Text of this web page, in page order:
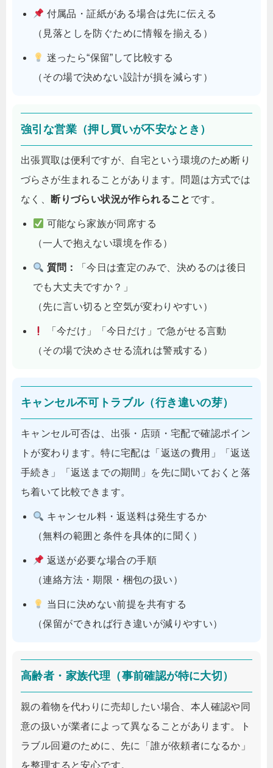
付属品・証紙がある場合は先に伝える
（見落としを防ぐために情報を揃える）
迷ったら“保留”して比較する
（その場で決めない設計が損を減らす）
強引な営業（押し買いが不安なとき）
出張買取は便利ですが、自宅という環境のため断り
づらさが生まれることがあります。問題は方式では
なく、
断りづらい状況が作られること です。
可能なら家族が同席する
（一人で抱えない環境を作る）
質問：
「今日は査定のみで、決めるのは後日
でも大丈夫ですか？」
（先に言い切ると空気が変わりやすい）
「今だけ」「今日だけ」で急がせる言動
（その場で決めさせる流れは警戒する）
キャンセル不可トラブル（行き違いの芽）
キャンセル可否は、出張・店頭・宅配で確認ポイン
トが変わります。特に宅配は「返送の費用」「返送
手続き」「返送までの期間」を先に聞いておくと落
ち着いて比較できます。
キャンセル料・返送料は発生するか
（無料の範囲と条件を具体的に聞く）
返送が必要な場合の手順
（連絡方法・期限・梱包の扱い）
当日に決めない前提を共有する
（保留ができれば行き違いが減りやすい）
高齢者・家族代理（事前確認が特に大切）
親の着物を代わりに売却したい場合、本人確認や同
意の扱いが業者によって異なることがあります。ト
ラブル回避のために、先に「誰が依頼者になるか」
を整理すると安心です。